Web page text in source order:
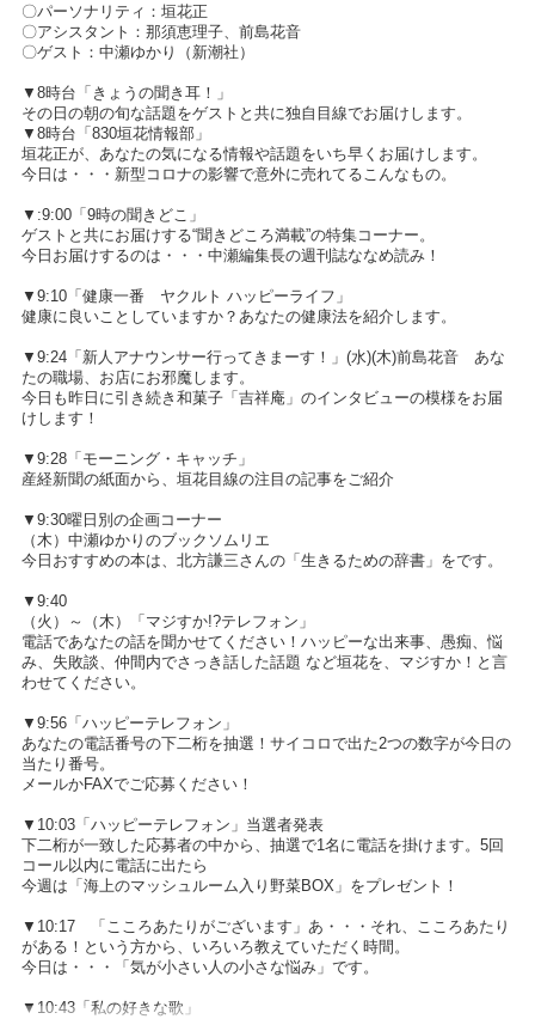
〇パーソナリティ：垣花正
〇アシスタント：那須恵理子、前島花音
〇ゲスト：中瀬ゆかり（新潮社）
▼8時台「きょうの聞き耳！」
その日の朝の旬な話題をゲストと共に独自目線でお届けします。
▼8時台「830垣花情報部」
垣花正が、あなたの気になる情報や話題をいち早くお届けします。
今日は・・・新型コロナの影響で意外に売れてるこんなもの。
▼:9:00「9時の聞きどこ」
ゲストと共にお届けする“聞きどころ満載”の特集コーナー。
今日お届けするのは・・・中瀬編集長の週刊誌ななめ読み！
▼9:10「健康一番 ヤクルト ハッピーライフ」
健康に良いことしていますか？あなたの健康法を紹介します。
▼9:24「新人アナウンサー行ってきまーす！」(水)(木)前島花音 あな
たの職場、お店にお邪魔します。
今日も昨日に引き続き和菓子「吉祥庵」のインタビューの模様をお届
けします！
▼9:28「モーニング・キャッチ」
産経新聞の紙面から、垣花目線の注目の記事をご紹介
▼9:30曜日別の企画コーナー
（木）中瀬ゆかりのブックソムリエ
今日おすすめの本は、北方謙三さんの「生きるための辞書」をです。
▼9:40
（火）～（木）「マジすか!?テレフォン」
電話であなたの話を聞かせてください！ハッピーな出来事、愚痴、悩
み、失敗談、仲間内でさっき話した話題 など垣花を、マジすか！と言
わせてください。
▼9:56「ハッピーテレフォン」
あなたの電話番号の下二桁を抽選！サイコロで出た2つの数字が今日の
当たり番号。
メールかFAXでご応募ください！
▼10:03「ハッピーテレフォン」当選者発表
下二桁が一致した応募者の中から、抽選で1名に電話を掛けます。5回
コール以内に電話に出たら
今週は「海上のマッシュルーム入り野菜BOX」をプレゼント！
▼10:17 「こころあたりがございます」あ・・・それ、こころあたり
がある！という方から、いろいろ教えていただく時間。
今日は・・・「気が小さい人の小さな悩み」です。
▼10:43「私の好きな歌」